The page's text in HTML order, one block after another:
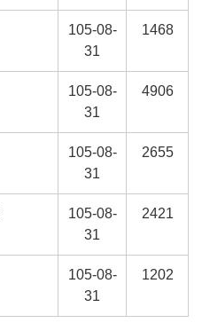
105-08-
31
1468
105-08-
31
4906
105-08-
31
2655
105-08-
31
2421
105-08-
31
1202